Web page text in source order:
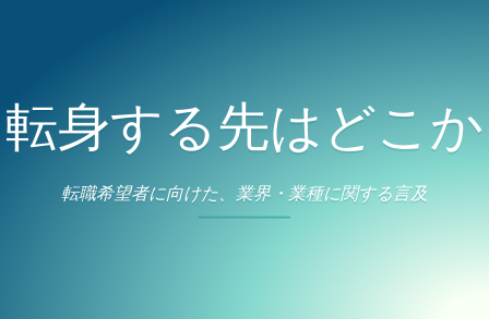
転身する先はどこか
転職希望者に向けた、業界・業種に関する言及